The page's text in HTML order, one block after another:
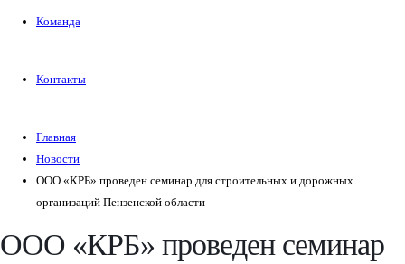
Команда
Контакты
Главная
Новости
ООО «КРБ» проведен семинар для строительных и дорожных
организаций Пензенской области
ООО «КРБ» проведен семинар